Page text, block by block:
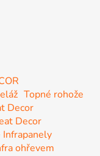
Topné rohože
Decor
Decor
Infrapanely
ohřevem